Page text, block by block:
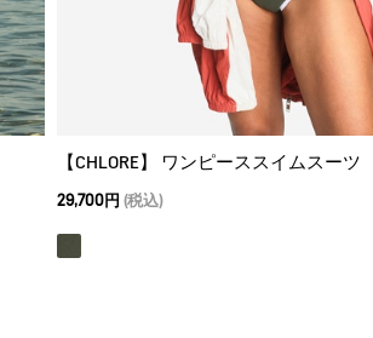
【CHLORE】 ワンピーススイムスーツ
29,700円 (税込)